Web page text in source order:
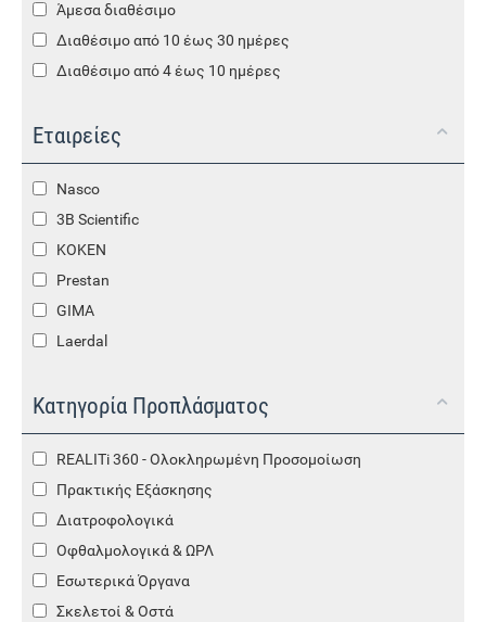
Άμεσα διαθέσιμο
Διαθέσιμο από 10 έως 30 ημέρες
Διαθέσιμο από 4 έως 10 ημέρες
Εταιρείες
Nasco
3B Scientific
KOKEN
Prestan
GIMA
Laerdal
Κατηγορία Προπλάσματος
REALITi 360 - Ολοκληρωμένη Προσομοίωση
Πρακτικής Εξάσκησης
Διατροφολογικά
Οφθαλμολογικά & ΩΡΛ
Εσωτερικά Όργανα
Σκελετοί & Οστά